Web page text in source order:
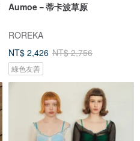
Aumoe－蒂卡波草原
ROREKA
NT$ 2,426 NT$ 2,756
綠色友善